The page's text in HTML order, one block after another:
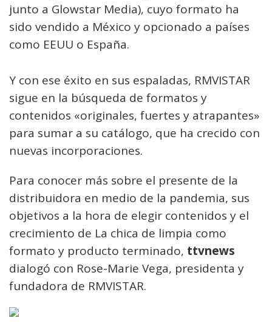
junto a Glowstar Media), cuyo formato ha
sido vendido a México y opcionado a países
como EEUU o España.
Y con ese éxito en sus espaladas, RMVISTAR
sigue en la búsqueda de formatos y
contenidos «originales, fuertes y atrapantes»
para sumar a su catálogo, que ha crecido con
nuevas incorporaciones.
Para conocer más sobre el presente de la
distribuidora en medio de la pandemia, sus
objetivos a la hora de elegir contenidos y el
crecimiento de La chica de limpia como
formato y producto terminado, ttvnews
dialogó con Rose-Marie Vega, presidenta y
fundadora de RMVISTAR.